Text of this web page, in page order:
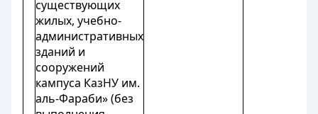
существующих
жилых, учебно-
административных
зданий и
сооружений
кампуса КазНУ им.
аль-Фараби» (без